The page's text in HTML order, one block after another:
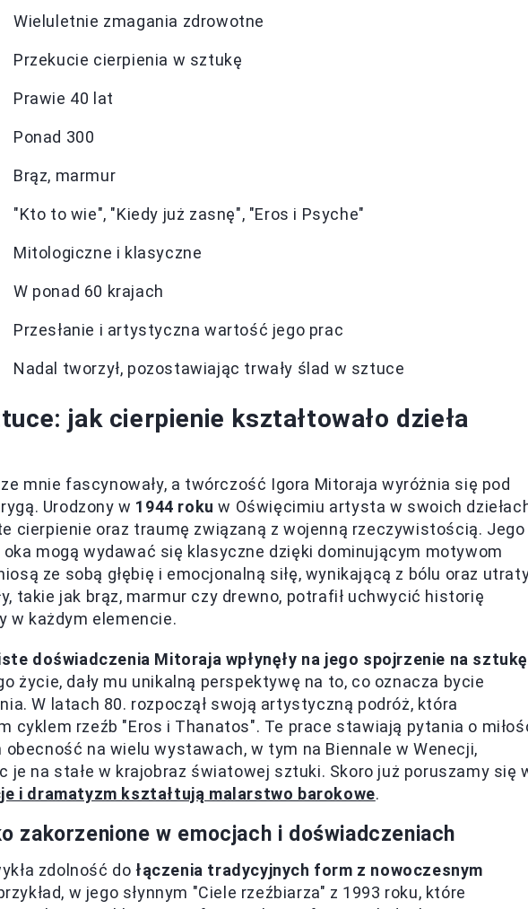
Wieluletnie zmagania zdrowotne
Przekucie cierpienia w sztukę
Prawie 40 lat
Ponad 300
Brąz, marmur
"Kto to wie", "Kiedy już zasnę", "Eros i Psyche"
Mitologiczne i klasyczne
W ponad 60 krajach
Przesłanie i artystyczna wartość jego prac
Nadal tworzył, pozostawiając trwały ślad w sztuce
jak cierpienie kształtowało dzieła
mnie fascynowały, a twórczość Igora Mitoraja wyróżnia się pod
Urodzony w 1944 roku w Oświęcimiu artysta w swoich
cierpienie oraz traumę związaną z wojenną rzeczywistością. Jego
mogą wydawać się klasyczne dzięki dominującym motywom
ze sobą głębię i emocjonalną siłę, wynikającą z bólu oraz
takie jak brąz, marmur czy drewno, potrafił uchwycić historię
w każdym elemencie.
doświadczenia Mitoraja wpłynęły na jego spojrzenie na sztukę
życie, dały mu unikalną perspektywę na to, co oznacza bycie
W latach 80. rozpoczął swoją artystyczną podróż, która
cyklem rzeźb "Eros i Thanatos". Te prace stawiają pytania o
na wielu wystawach, w tym na Biennale w Wenecji,
je na stałe w krajobraz światowej sztuki. Skoro już poruszamy się
i dramatyzm kształtują malarstwo barokowe.
zakorzenione w emocjach i doświadczeniach
zdolność do łączenia tradycyjnych form z nowoczesnym
w jego słynnym "Ciele rzeźbiarza" z 1993 roku, które